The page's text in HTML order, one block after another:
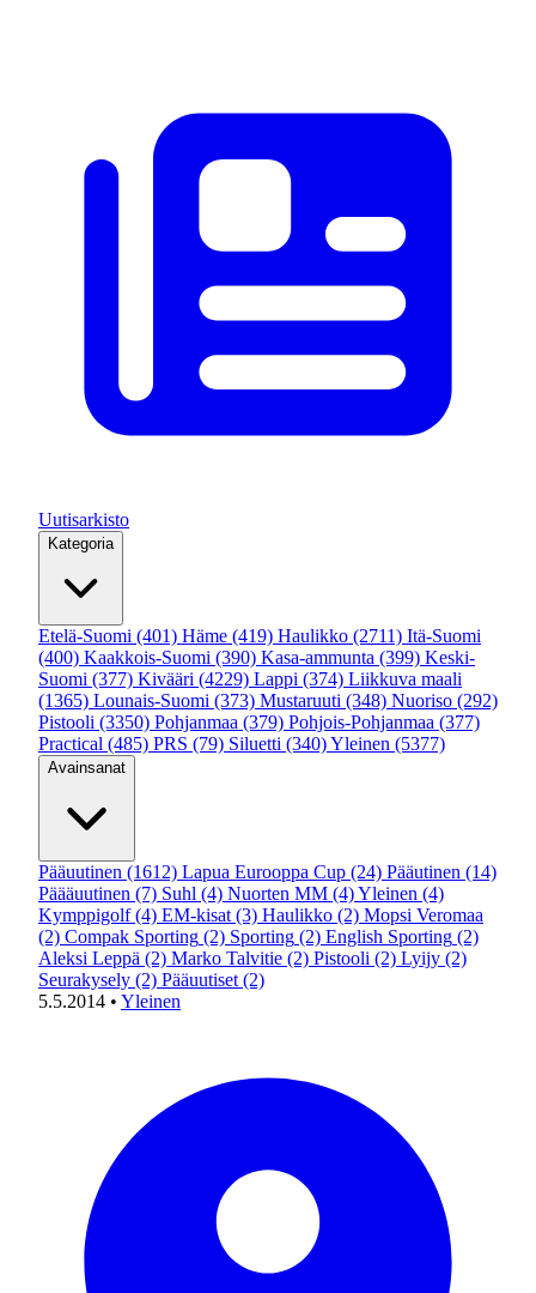
Uutisarkisto
Kategoria
Etelä-Suomi (401) Häme (419) Haulikko (2711) Itä-Suomi
(400) Kaakkois-Suomi (390) Kasa-ammunta (399) Keski-
Suomi (377) Kivääri (4229) Lappi (374) Liikkuva maali
(1365) Lounais-Suomi (373) Mustaruuti (348) Nuoriso (292)
Pistooli (3350) Pohjanmaa (379) Pohjois-Pohjanmaa (377)
Practical (485) PRS (79) Siluetti (340)Yleinen (5377)
Avainsanat
Pääuutinen (1612) Lapua Eurooppa Cup (24) Pääutinen (14)
Päääuutinen (7) Suhl (4) Nuorten MM (4)Yleinen (4)
Kymppigolf (4) EM-kisat (3) Haulikko (2) Mopsi Veromaa
(2) Compak Sporting (2) Sporting (2) English Sporting (2)
Aleksi Leppä (2) Marko Talvitie (2) Pistooli (2) Lyijy (2)
Seurakysely (2) Pääuutiset (2)
5.5.2014 • Yleinen